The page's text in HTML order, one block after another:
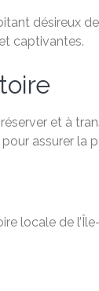
désireux
captivantes.
et à
assurer la
locale de